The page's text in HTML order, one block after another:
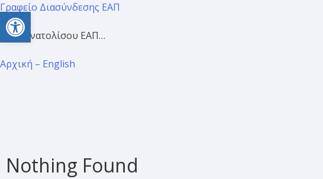
Open toolbar
Γραφείο Διασύνδεσης ΕΑΠ
Προσανατολίσου ΕΑΠ…
Αρχική – English
Nothing Found